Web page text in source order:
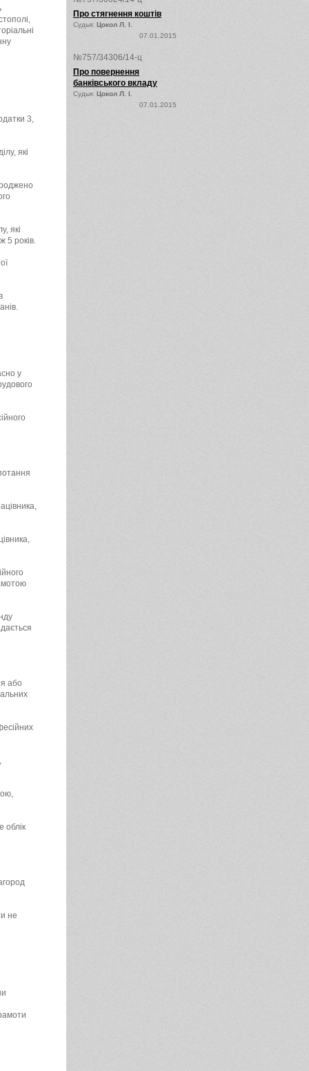
Про стягнення коштів
Судья: Цокол Л. І.
07.01.2015
№757/34306/14-ц
Про повернення
банківського вкладу
Судья: Цокол Л. І.
07.01.2015
3,
які
які
5 років.
у
або
облік
не